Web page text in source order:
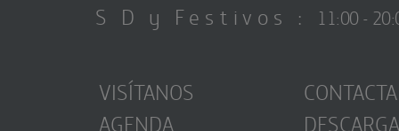
S D y Festivos : 11:00 -
VISÍTANOS
AGENDA
CONTACTA